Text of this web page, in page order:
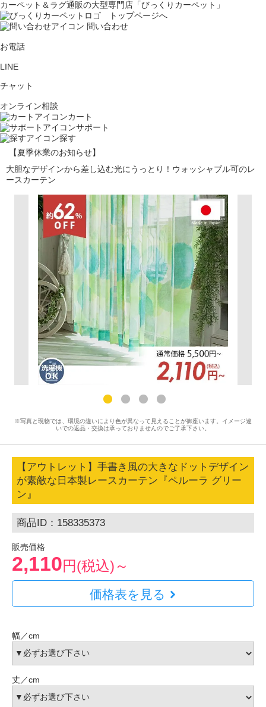
カーペット＆ラグ通販の大型専門店「びっくりカーペット」
問い合わせ
お電話
LINE
チャット
オンライン相談
カート
サポート
探す
【夏季休業のお知らせ】
大胆なデザインから差し込む光にうっとり！ウォッシャブル可のレ
ースカーテン
※写真と現物では、環境の違いにより色が異なって見えることが御座います。イメージ違
いでの返品・交換は承っておりませんのでご了承下さい。
【アウトレット】手書き風の大きなドットデザイン
が素敵な日本製レースカーテン『ペルーラ グリー
ン』
商品ID：158335373
販売価格
2,110円(税込)～
価格表を見る
幅／cm
丈／cm